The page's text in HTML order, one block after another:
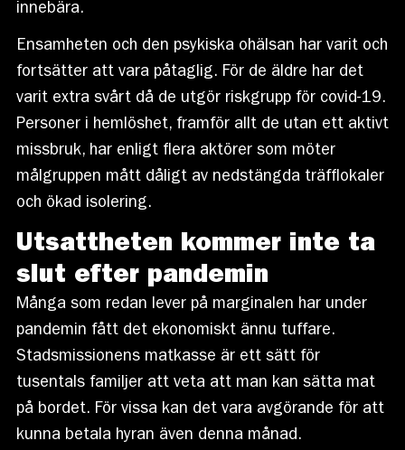
innebära.
Ensamheten och den psykiska ohälsan har varit och
fortsätter att vara påtaglig. För de äldre har det
varit extra svårt då de utgör riskgrupp för covid-19.
Personer i hemlöshet, framför allt de utan ett aktivt
missbruk, har enligt flera aktörer som möter
målgruppen mått dåligt av nedstängda träfflokaler
och ökad isolering.
Utsattheten kommer inte ta
slut efter pandemin
Många som redan lever på marginalen har under
pandemin fått det ekonomiskt ännu tuffare.
Stadsmissionens matkasse är ett sätt för
tusentals familjer att veta att man kan sätta mat
på bordet. För vissa kan det vara avgörande för att
kunna betala hyran även denna månad.